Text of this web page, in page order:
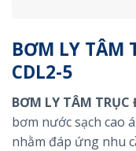
BƠM LY TÂM
CDL2-5
BƠM LY TÂM
bơm nước sạch cao
nhằm đáp ứng nhu